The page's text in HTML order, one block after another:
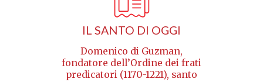
IL SANTO DI OGGI
Domenico di Guzman,
fondatore dell’Ordine dei frati
predicatori (1170-1221), santo